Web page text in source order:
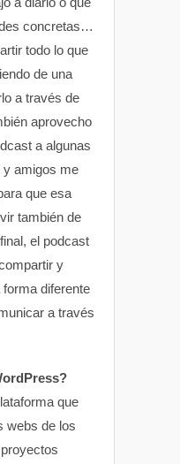
concretas…
todo lo que
de una
a través de
aprovecho
a algunas
y amigos me
que esa
también de
el podcast
y
diferente
a través
que
webs de los